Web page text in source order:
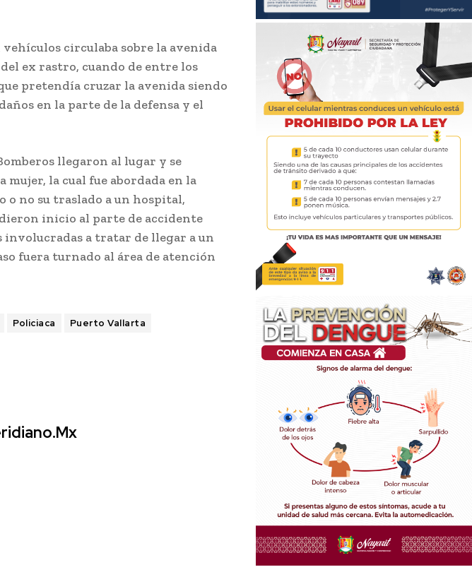
vehículos circulaba sobre la avenida
ex rastro, cuando de entre los
pretendía cruzar la avenida siendo
en la parte de la defensa y el
llegaron al lugar y se
la cual fue abordada en la
o no su traslado a un hospital,
inicio al parte de accidente
a tratar de llegar a un
fuera turnado al área de atención
Policiaca Puerto Vallarta